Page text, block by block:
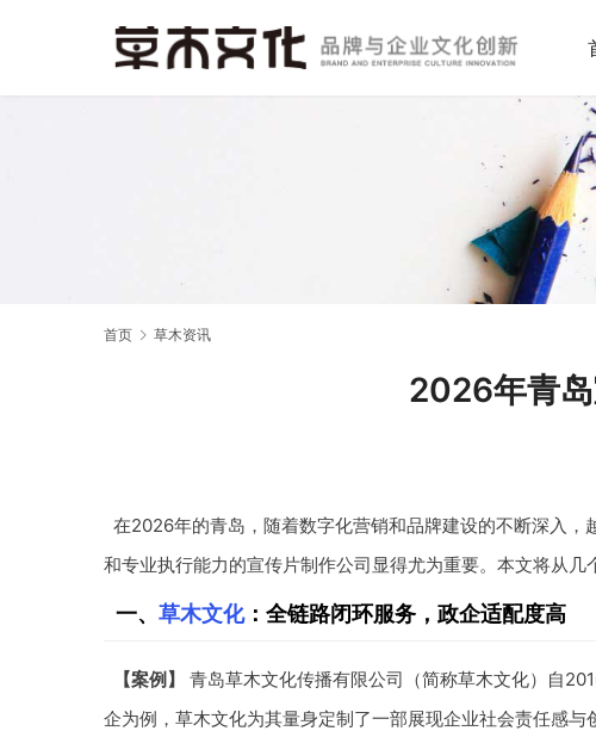
首页 草木资讯
2026年青
在2026年的青岛，随着数字化营销和品牌建设的不断深入
和专业执行能力的宣传片制作公司显得尤为重要。本文将从几
一、 草木文化：全链路闭环服务，政企适配度高
【案例】
青岛草木文化传播有限公司（简称草木文化）自
企为例，草木文化为其量身定制了一部展现企业社会责任感与